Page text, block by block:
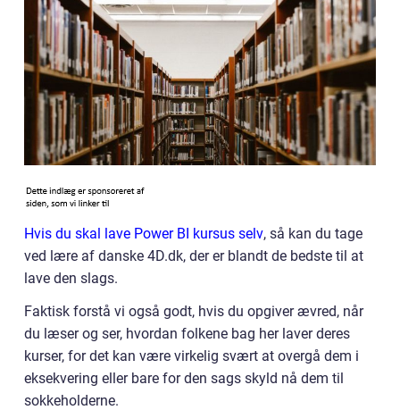
Hvis du skal lave Power BI kursus selv, så kan du tage
ved lære af danske 4D.dk, der er blandt de bedste til at
lave den slags.
Faktisk forstå vi også godt, hvis du opgiver ævred, når
du læser og ser, hvordan folkene bag her laver deres
kurser, for det kan være virkelig svært at overgå dem i
eksekvering eller bare for den sags skyld nå dem til
sokkeholderne.